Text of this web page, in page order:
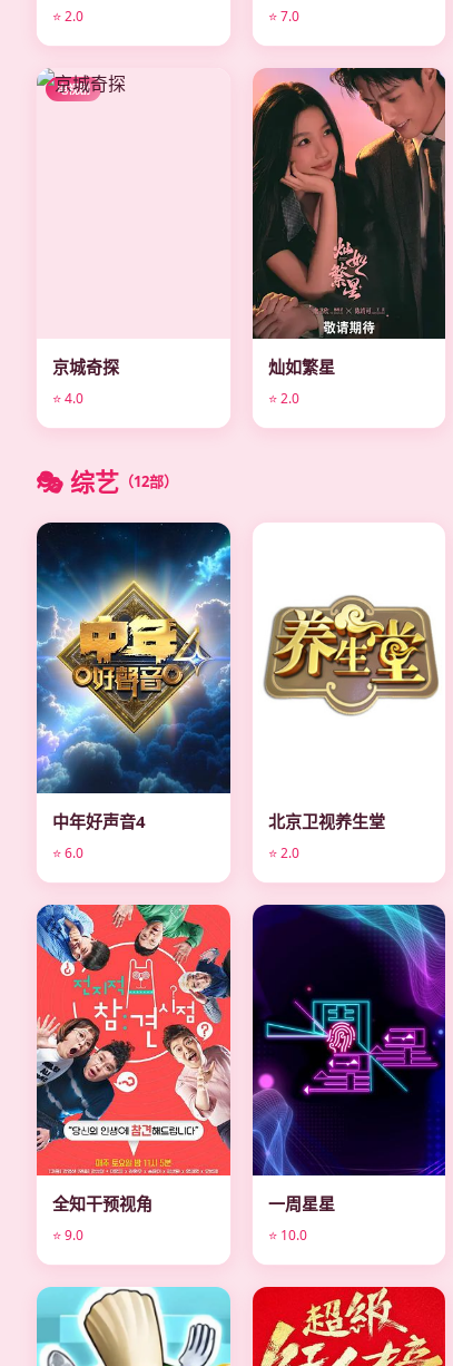
⭐ 2.0 ⭐ 7.0
电视剧
京城奇探
⭐ 4.0
电视剧
灿如繁星
⭐ 2.0
🎭 综艺 （12部）
中年好声音4
⭐ 6.0
北京卫视养生堂
⭐ 2.0
综艺
全知干预视角
⭐ 9.0
综艺
一周星星
⭐ 10.0
综艺